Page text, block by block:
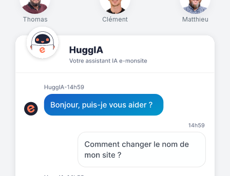
Thomas Clément Matthieu